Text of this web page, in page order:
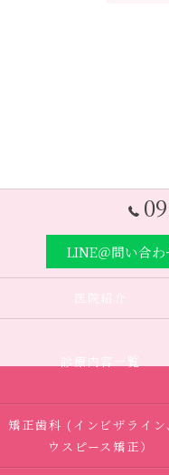
LINE＠問い合わ
医院紹介
診療内容一覧
矯正歯科 (インビザライン
ウスピース矯正）